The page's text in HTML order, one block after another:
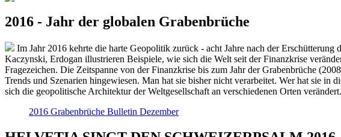
2016 - Jahr der globalen Grabenbrüche
Im Jahr 2016 kehrte die harte Geopolitik zurück - acht Jahre nach der
Kaczynski, Erdogan illustrieren Beispiele, wie sich die Welt seit der Finanzkrise
Fragezeichen. Die Zeitspanne von der Finanzkrise bis zum Jahr der Grabenbrüche
Trends und Szenarien hingewiesen. Man hat sie bisher nicht verarbeitet. Wer hat sie
sich die geopolitische Architektur der Weltgesellschaft an verschiedenen Orten verändert.
2016 Grabenbrüche Bulletin Dezember